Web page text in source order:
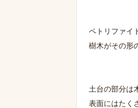
ペトリファイ
樹木がその形
土台の部分は
表面にはたく